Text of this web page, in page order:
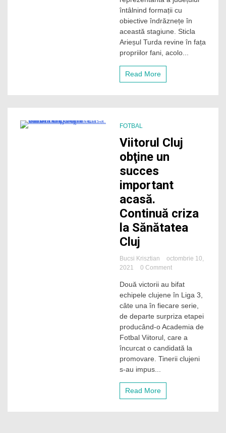
cu
fruntașe
pentru
Sticla
Turda
și
a
întâlnind formații cu
obiective îndrăznețe în
această stagiune. Sticla
Arieșul Turda revine în fața
propriilor fani, acolo...
Read More
FOTBAL
Viitorul Cluj
obţine un
succes
important
acasă.
Continuă criza
la Sănătatea
Cluj
Bucsi Krisztian
octombrie 10,
2021
0 Commenton
Cluj
obţine
un
succes
important
acasă.
Continuă
criza
la
Două victorii au bifat
echipele clujene în Liga 3,
câte una în fiecare serie,
de departe surpriza etapei
producând-o Academia de
Fotbal Viitorul, care a
încurcat o candidată la
promovare. Tinerii clujeni
s-au impus...
Read More